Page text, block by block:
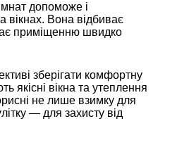
допоможе і
вікнах. Вона відбиває
приміщенню швидко
зберігати комфортну
якісні вікна та утеплення
не лише взимку для
— для захисту від